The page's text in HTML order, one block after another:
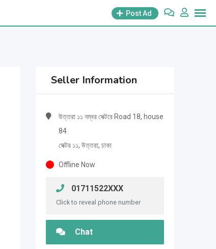
Post Ad
Seller Information
উত্তরা ১১ নম্বর সেক্টরে Road 18, house
84
সেক্টর ১১, উত্তরা, ঢাকা
Offline Now
01711522XXX
Click to reveal phone number
Chat